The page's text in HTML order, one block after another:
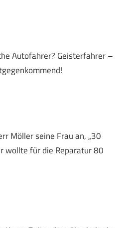
Autofahrer? Geisterfahrer –
Möller seine Frau an, „30
wollte für die Reparatur 80